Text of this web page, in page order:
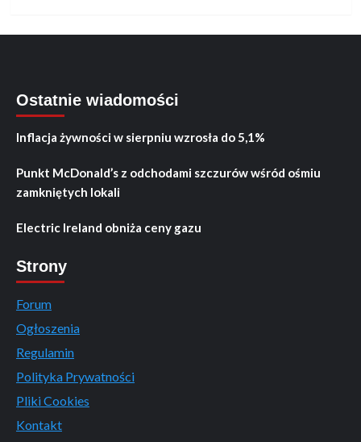
Ostatnie wiadomości
Inflacja żywności w sierpniu wzrosła do 5,1%
Punkt McDonald’s z odchodami szczurów wśród ośmiu
zamkniętych lokali
Electric Ireland obniża ceny gazu
Strony
Forum
Ogłoszenia
Regulamin
Polityka Prywatności
Pliki Cookies
Kontakt